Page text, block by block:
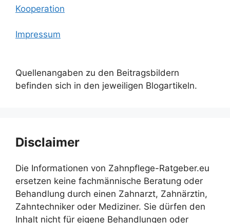
Kooperation
Impressum
Quellenangaben zu den Beitragsbildern
befinden sich in den jeweiligen Blogartikeln.
Disclaimer
Die Informationen von Zahnpflege-Ratgeber.eu
ersetzen keine fachmännische Beratung oder
Behandlung durch einen Zahnarzt, Zahnärztin,
Zahntechniker oder Mediziner. Sie dürfen den
Inhalt nicht für eigene Behandlungen oder